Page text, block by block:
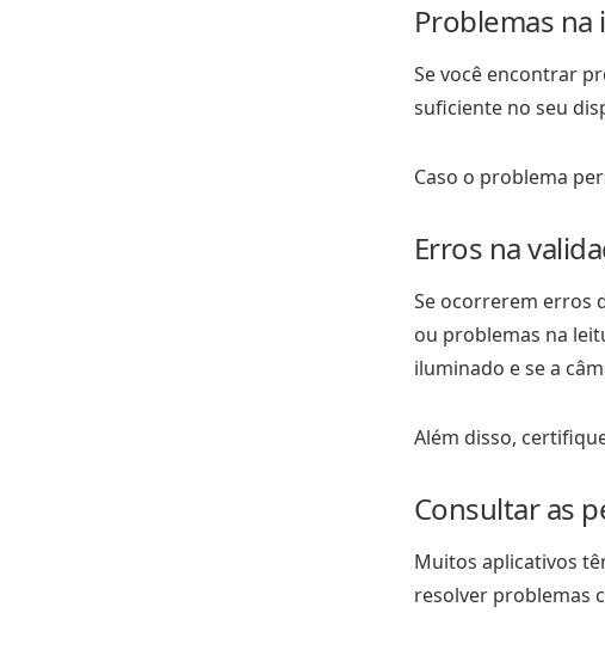
Problemas na
Se você encontrar
suficiente no seu
Caso o problema
Erros na
Se ocorrerem erros
ou problemas na
iluminado e se a
Além disso,
Consultar as
Muitos aplicativos
resolver problemas